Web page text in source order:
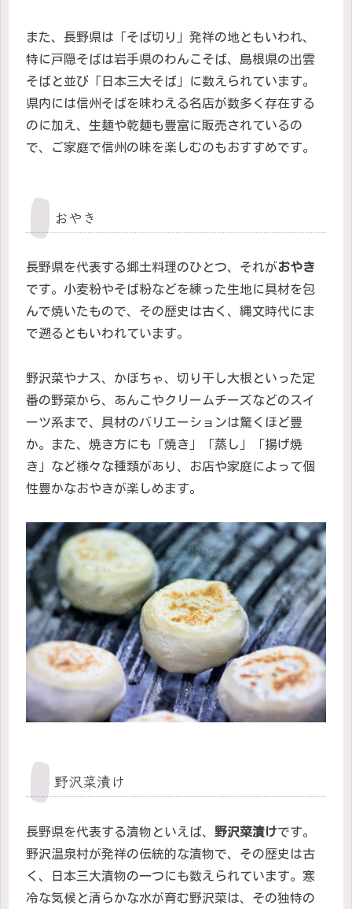
また、長野県は「そば切り」発祥の地ともいわれ、
特に戸隠そばは岩手県のわんこそば、島根県の出雲
そばと並び「日本三大そば」に数えられています。
県内には信州そばを味わえる名店が数多く存在する
のに加え、生麺や乾麺も豊富に販売されているの
で、ご家庭で信州の味を楽しむのもおすすめです。
おやき
長野県を代表する郷土料理のひとつ、それがおやき
です。小麦粉やそば粉などを練った生地に具材を包
んで焼いたもので、その歴史は古く、縄文時代にま
で遡るともいわれています。
野沢菜やナス、かぼちゃ、切り干し大根といった定
番の野菜から、あんこやクリームチーズなどのスイ
ーツ系まで、具材のバリエーションは驚くほど豊
か。また、焼き方にも「焼き」「蒸し」「揚げ焼
き」など様々な種類があり、お店や家庭によって個
性豊かなおやきが楽しめます。
野沢菜漬け
長野県を代表する漬物といえば、 野沢菜漬けです。
野沢温泉村が発祥の伝統的な漬物で、その歴史は古
く、日本三大漬物の一つにも数えられています。寒
冷な気候と清らかな水が育む野沢菜は、その独特の